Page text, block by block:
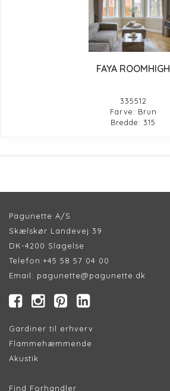
FAYA ROOMHIGH
335512
Farve: Brun
Bredde: 315
Pagunette A/S
Skælskør Landevej 39
DK-4200 Slagelse
Telefon:+45 58 57 04 00
Email: pagunette@pagunette.dk
Gardiner til erhverv
Flammehæmmende
Akustik
Find Forhandler